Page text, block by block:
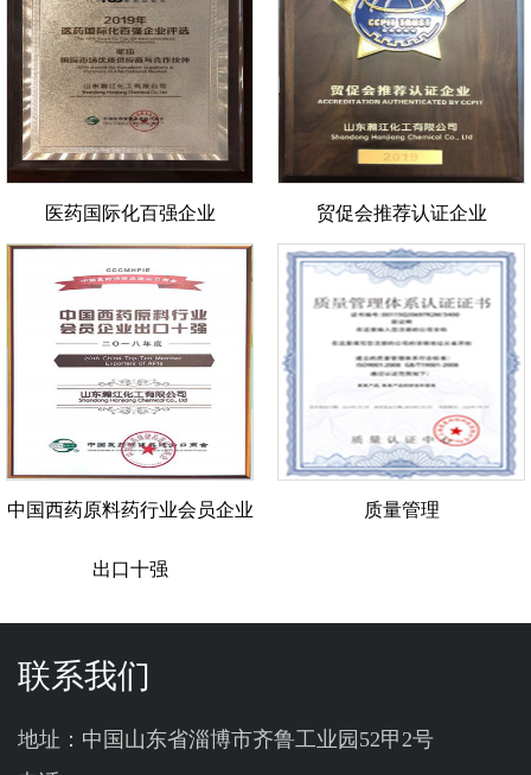
医药国际化百强企业 贸促会推荐认证企业
中国西药原料药行业会员企业
出口十强
质量管理
联系我们
地址：中国山东省淄博市齐鲁工业园52甲2号